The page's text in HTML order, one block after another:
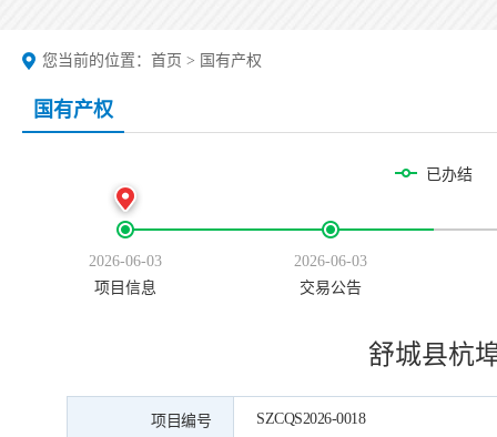
您当前的位置： 首页 > 国有产权
国有产权
已办结
2026-06-03
项目信息
2026-06-03
交易公告
舒城县杭
项目编号 SZCQS2026-0018